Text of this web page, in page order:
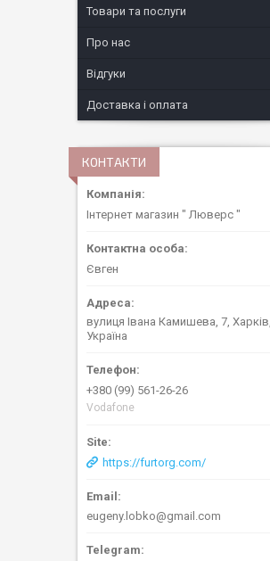
Товари та послуги
Про нас
Відгуки
Доставка і оплата
КОНТАКТИ
Інтернет магазин " Люверс "
Євген
вулиця Івана Камишева, 7, Харків,
Україна
+380 (99) 561-26-26
Vodafone
https://furtorg.com/
eugeny.lobko@gmail.com